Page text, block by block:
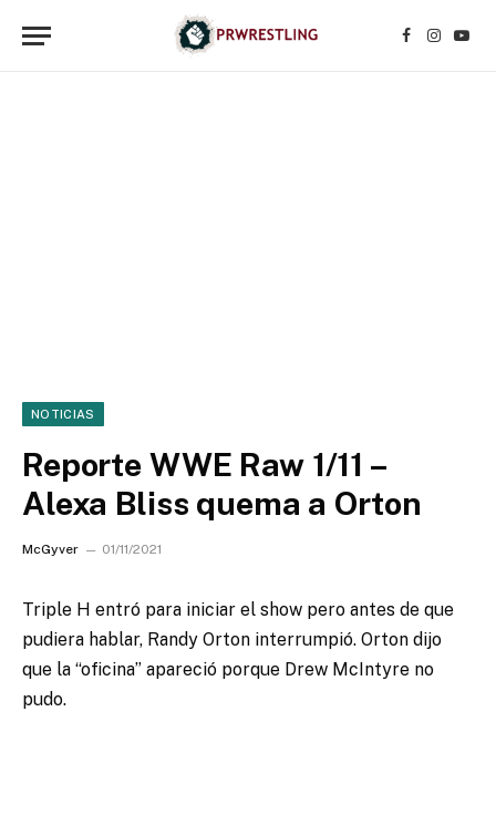
Facebook
NOTICIAS
Reporte WWE Raw 1/11 –
Alexa Bliss quema a Orton
McGyver 01/11/2021
Triple H entró para iniciar el show pero antes de que
pudiera hablar, Randy Orton interrumpió. Orton dijo
que la “oficina” apareció porque Drew McIntyre no
pudo.